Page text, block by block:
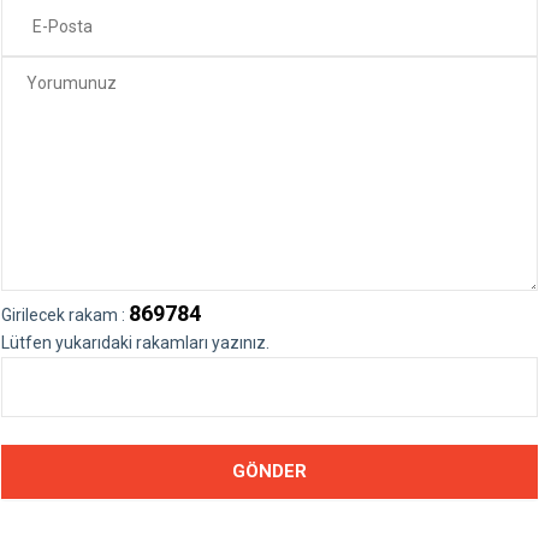
Girilecek rakam : 869784
Lütfen yukarıdaki rakamları yazınız.